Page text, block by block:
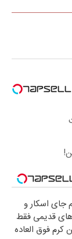
جای اسکار و
قدیمی فقط
کرم فوق العاده